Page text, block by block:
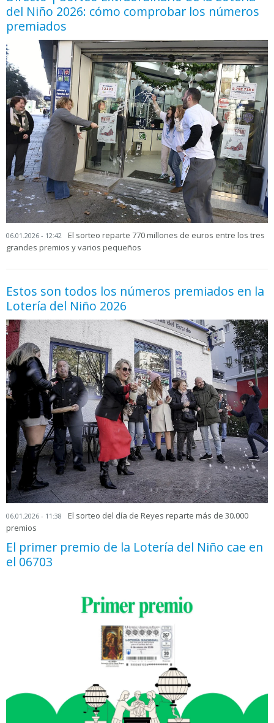
del Niño 2026: cómo comprobar los números
premiados
06.01.2026 - 12:42
El sorteo reparte 770 millones de euros entre los tres
grandes premios y varios pequeños
Estos son todos los números premiados en la
Lotería del Niño 2026
06.01.2026 - 11:38
El sorteo del día de Reyes reparte más de 30.000
premios
El primer premio de la Lotería del Niño cae en
el 06703